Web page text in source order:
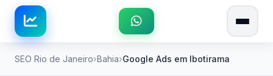
SEO Rio de Janeiro Bahia Google Ads em Ibotirama